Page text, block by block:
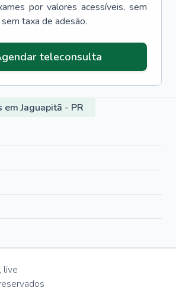
por valores acessíveis, sem
taxa de adesão.
teleconsulta
em Jaguapitã - PR
, live